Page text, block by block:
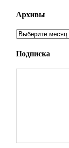
Архивы
Архивы
Подписка